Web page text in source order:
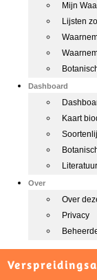
Mijn
Lijsten
Dashboard
Kaart
Literatuur
Over
Over
Privacy